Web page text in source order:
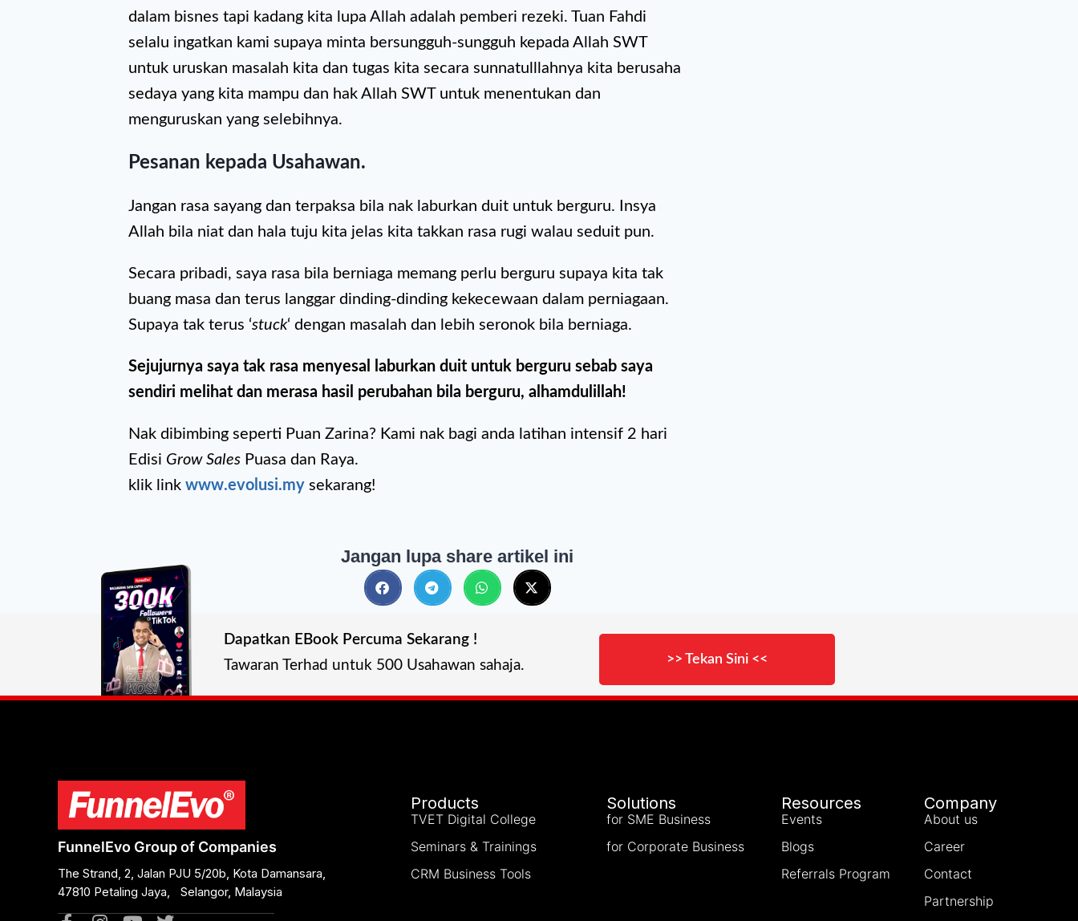
dalam bisnes tapi kadang kita lupa Allah adalah pemberi rezeki. Tuan Fahdi
selalu ingatkan kami supaya minta bersungguh-sungguh kepada Allah SWT
untuk uruskan masalah kita dan tugas kita secara sunnatulllahnya kita berusaha
sedaya yang kita mampu dan hak Allah SWT untuk menentukan dan
menguruskan yang selebihnya.
Pesanan kepada Usahawan.
Jangan rasa sayang dan terpaksa bila nak laburkan duit untuk berguru. Insya
Allah bila niat dan hala tuju kita jelas kita takkan rasa rugi walau seduit pun.
Secara pribadi, saya rasa bila berniaga memang perlu berguru supaya kita tak
buang masa dan terus langgar dinding-dinding kekecewaan dalam perniagaan.
Supaya tak terus ‘stuck‘ dengan masalah dan lebih seronok bila berniaga.
Sejujurnya saya tak rasa menyesal laburkan duit untuk berguru sebab saya
sendiri melihat dan merasa hasil perubahan bila berguru, alhamdulillah!
Nak dibimbing seperti Puan Zarina? Kami nak bagi anda latihan intensif 2 hari
Edisi Grow Sales Puasa dan Raya.
klik link www.evolusi.my sekarang!
Jangan lupa share artikel ini
Dapatkan EBook Percuma Sekarang !
Tawaran Terhad untuk 500 Usahawan sahaja.
>> Tekan Sini <<
FunnelEvo Group of Companies
The Strand, 2, Jalan PJU 5/20b, Kota Damansara,
47810 Petaling Jaya, Selangor, Malaysia
Products
TVET Digital College
Seminars & Trainings
CRM Business Tools
Solutions
for SME Business
for Corporate Business
Resources
Events
Blogs
Referrals Program
Company
About us
Career
Contact
Partnership